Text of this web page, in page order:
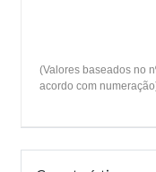
(Valores baseados no
acordo com